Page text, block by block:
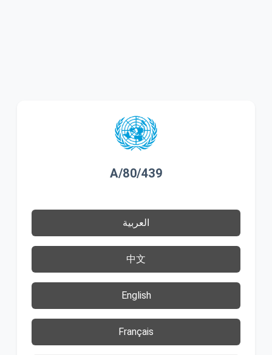
A/80/439
العربية
中文
English
Français